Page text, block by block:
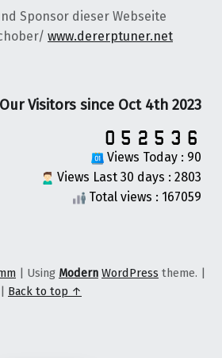
Sponsor dieser Webseite
www.dererptuner.net
Our Visitors since Oct 4th 2023
Views Today : 90
Views Last 30 days : 2803
Total views : 167059
| Using Modern WordPress theme. |
| Back to top ↑